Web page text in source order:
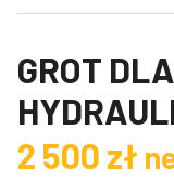
GROT
2 500 zł